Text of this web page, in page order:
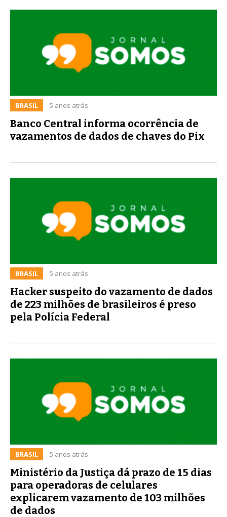
BRASIL 5 anos atrás
Banco Central informa ocorrência de
vazamentos de dados de chaves do Pix
BRASIL 5 anos atrás
Hacker suspeito do vazamento de dados
de 223 milhões de brasileiros é preso
pela Polícia Federal
BRASIL 5 anos atrás
Ministério da Justiça dá prazo de 15 dias
para operadoras de celulares
explicarem vazamento de 103 milhões
de dados